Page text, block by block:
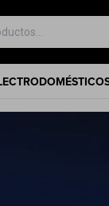
sección.